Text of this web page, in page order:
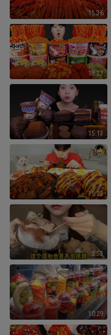
15:36
18:23
15:13
15:23
2:53
10:29